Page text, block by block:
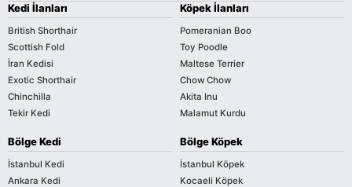
Kedi İlanları
British Shorthair
Scottish Fold
İran Kedisi
Exotic Shorthair
Chinchilla
Tekir Kedi
Köpek İlanları
Pomeranian Boo
Toy Poodle
Maltese Terrier
Chow Chow
Akita Inu
Malamut Kurdu
Bölge Kedi
İstanbul Kedi
Ankara Kedi
Bölge Köpek
İstanbul Köpek
Kocaeli Köpek